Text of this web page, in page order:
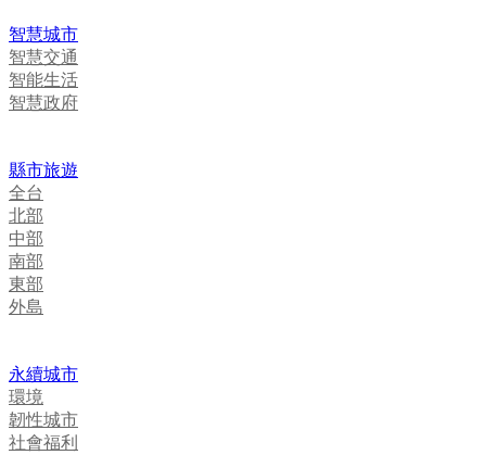
智慧城市
智慧交通
智能生活
智慧政府
縣市旅遊
全台
北部
中部
南部
東部
外島
永續城市
環境
韌性城市
社會福利